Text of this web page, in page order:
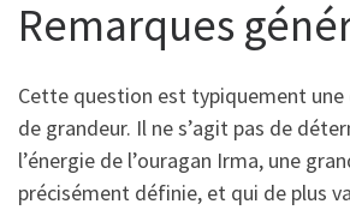
Remarques
Cette question est typiquement une
de grandeur. Il ne s’agit pas de
l’énergie de l’ouragan Irma, une
précisément définie, et qui de plus